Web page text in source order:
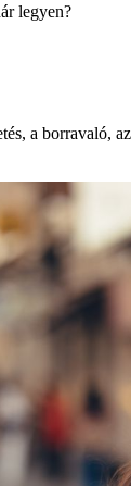
legyen?
a borravaló,